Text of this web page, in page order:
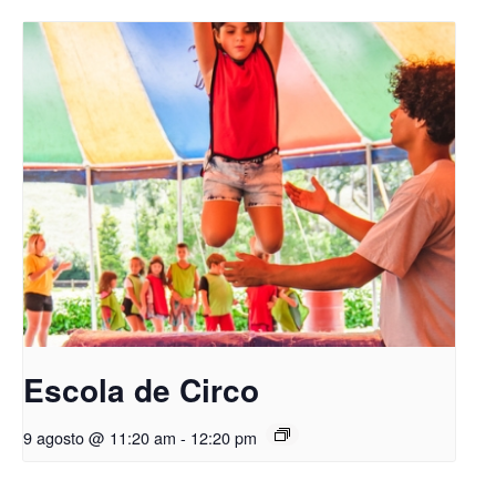
Escola de Circo
9 agosto @ 11:20 am - 12:20 pm